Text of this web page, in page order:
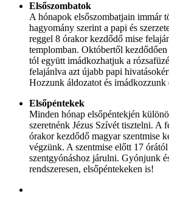
Elsőszombatok
A hónapok elsőszombatjain immár
hagyomány szerint a papi és
reggel 8 órakor kezdődő mise
templomban. Októbertől
tól együtt imádkozhatjuk a
felajánlva azt újabb papi
Hozzunk áldozatot és imádkozzunk
Elsőpéntekek
Minden hónap elsőpéntekjén
szeretnénk Jézus Szívét tisztelni. A
órakor kezdődő magyar szentmise
végzünk. A szentmise előtt 17
szentgyónáshoz járulni. Gyónjunk
rendszeresen, elsőpéntekeken is!